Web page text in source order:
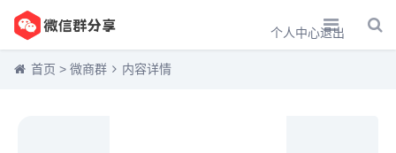
个人中心退出
首页 > 微商群 内容详情